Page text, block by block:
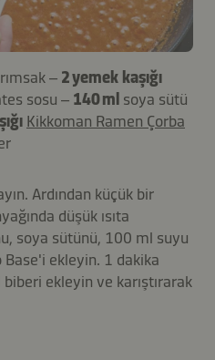
– 2 yemek kaşığı
sosu – 140 ml soya sütü
Kikkoman Ramen Çorba
Ardından küçük bir
düşük ısıta
soya sütünü, 100 ml suyu
Base'i ekleyin. 1 dakika
ekleyin ve karıştırarak